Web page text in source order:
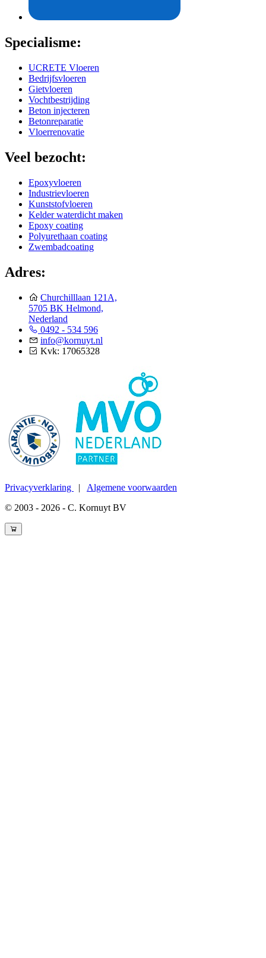
Specialisme:
UCRETE Vloeren
Bedrijfsvloeren
Gietvloeren
Vochtbestrijding
Beton injecteren
Betonreparatie
Vloerrenovatie
Veel bezocht:
Epoxyvloeren
Industrievloeren
Kunststofvloeren
Kelder waterdicht maken
Epoxy coating
Polyurethaan coating
Zwembadcoating
Adres:
Churchilllaan 121A,
5705 BK Helmond,
Nederland
0492 - 534 596
info@kornuyt.nl
Kvk: 17065328
Privacyverklaring | Algemene voorwaarden
© 2003 - 2026 - C. Kornuyt BV